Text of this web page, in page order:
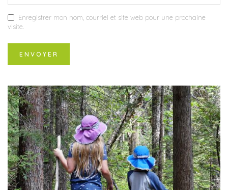
Enregistrer mon nom, courriel et site web pour une prochaine
visite.